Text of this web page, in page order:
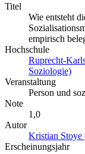
Titel
Wie entsteht
empirisch
Hochschule
Ruprecht-
Soziologie)
Veranstaltung
Person und
Note
1,0
Autor
Kristian
Erscheinungsjahr